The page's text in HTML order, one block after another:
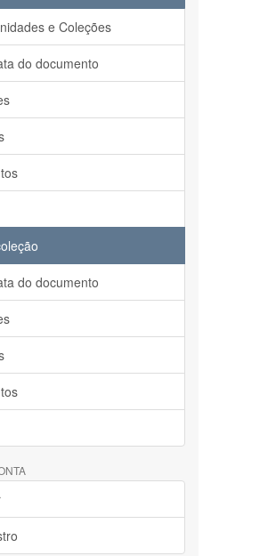
e Coleções
do documento
do documento